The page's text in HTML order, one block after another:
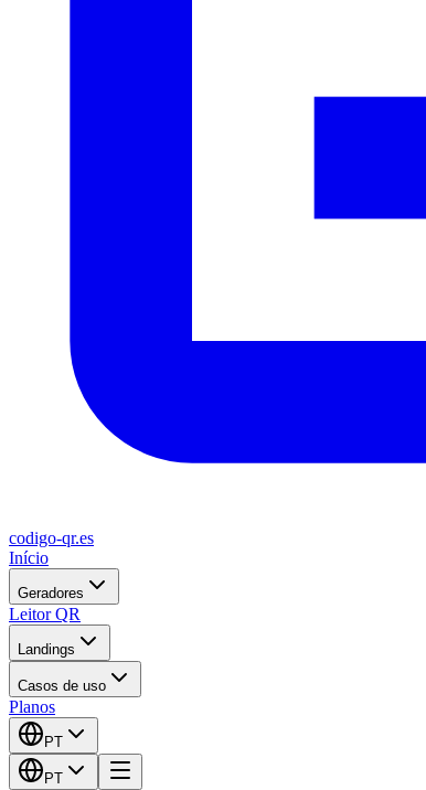
codigo-qr.es
Início
Geradores
Leitor QR
Landings
Casos de uso
Planos
PT
PT